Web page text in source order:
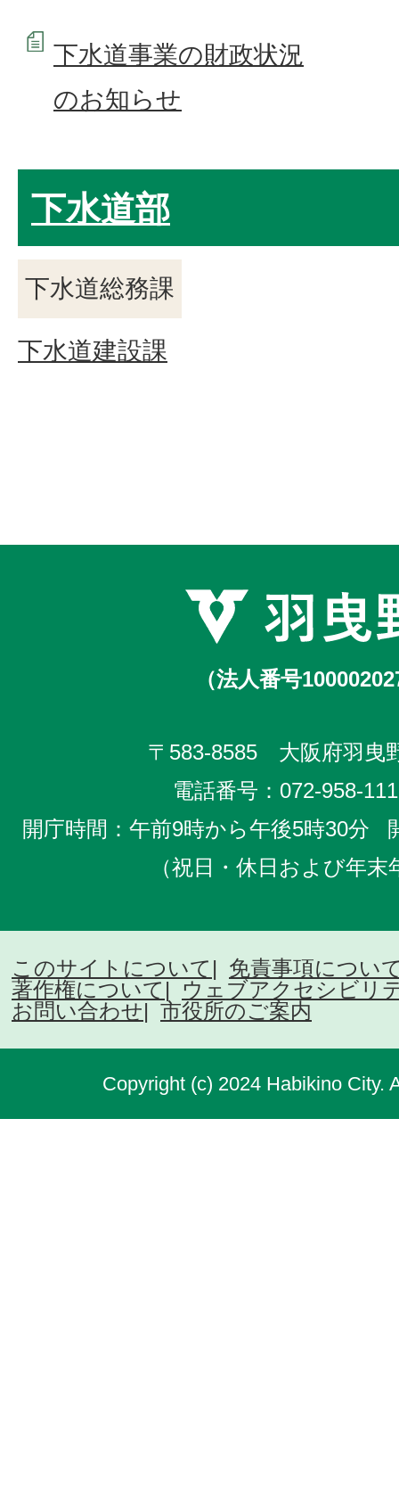
下水道事業の財政状況
のお知らせ
下水道部
下水道総務課
下水道建設課
（法人番号
〒583-8585 大阪府羽曳
電話番号： 072-958-
開庁時間：午前9時から午後5時30分
（祝日・休日および年
このサイトについて
免責事項につい
著作権について
ウェブアクセシビリ
お問い合わせ
市役所のご案内
Copyright (c) 2024 Habikino City.